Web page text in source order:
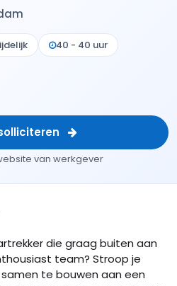
40 - 40 uur
van werkgever
die graag buiten aan
team? Stroop je
te bouwen aan een